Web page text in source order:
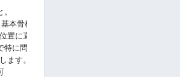
格の構造を変更した車両は禁止とします。
に直接固定されていること。（オフセッターは
に問題が無い限り可とします。
ます。